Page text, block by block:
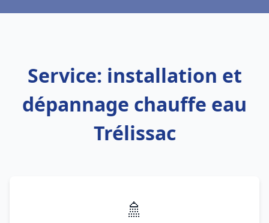
Service: installation et
dépannage chauffe eau
Trélissac
🚿